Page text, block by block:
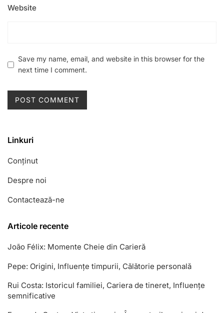
Website
Save my name, email, and website in this browser for the
next time I comment.
Linkuri
Conținut
Despre noi
Contactează-ne
Articole recente
João Félix: Momente Cheie din Carieră
Pepe: Origini, Influențe timpurii, Călătorie personală
Rui Costa: Istoricul familiei, Cariera de tineret, Influențe
semnificative